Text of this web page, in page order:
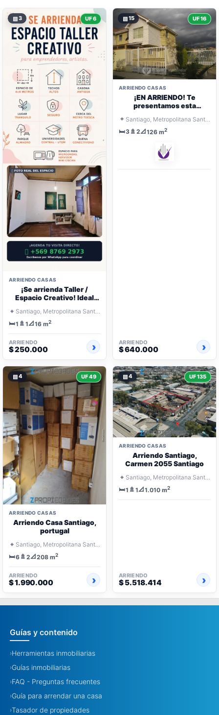
▧3 UF 6
ARRIENDO CASAS
¡Se arrienda Taller /
Espacio Creativo! Ideal
⌖ Santiago, Metropolitana Santiago
🛏️1 🚿 1📐16 m2
ARRIENDO
$ 250.000
▧15 UF 16
ARRIENDO CASAS
¡EN ARRIENDO! Te
presentamos esta
⌖ Santiago, Metropolitana Santiago
🛏️3 🚿 2📐126 m2
ARRIENDO
$ 640.000
▧4 UF 49
ARRIENDO CASAS
Arriendo Casa Santiago,
portugal
⌖
Santiago, Metropolitana Santiago
🛏️6 🚿 2📐208 m2
ARRIENDO
$ 1.990.000
▧4 UF 135
ARRIENDO CASAS
Arriendo Santiago,
Carmen 2055 Santiago
⌖
Santiago, Metropolitana Santiago
🛏️1 🚿 1📐1.010 m2
ARRIENDO
$ 5.518.414
Guías y contenido
›Herramientas inmobiliarias
›Guías inmobiliarias
›FAQ - Preguntas frecuentes
›Guía para arrendar una casa
›Tasador de propiedades